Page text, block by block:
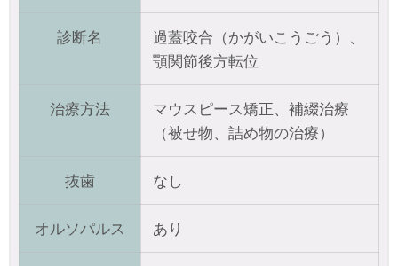
診断名
過蓋咬合（かがいこうごう）、
顎関節後方転位
治療方法
マウスピース矯正、補綴治療
（被せ物、詰め物の治療）
抜歯 なし
オルソパルス あり